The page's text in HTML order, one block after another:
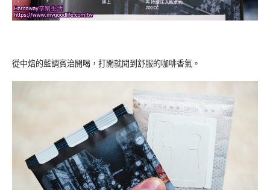
從中焙的藍調賓治開喝，打開就聞到舒服的咖啡香氣。